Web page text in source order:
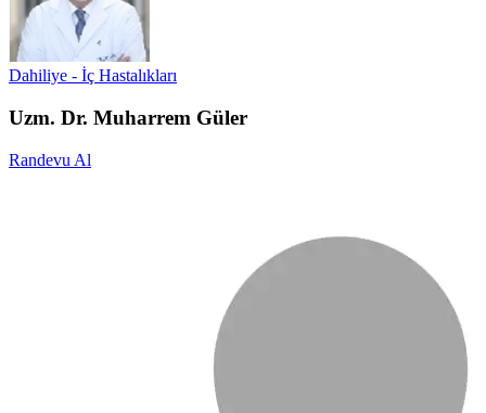
Dahiliye - İç Hastalıkları
Uzm. Dr. Muharrem Güler
Randevu Al